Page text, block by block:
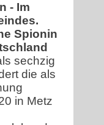
- Im
Spionin
sechzig
die als
in Metz